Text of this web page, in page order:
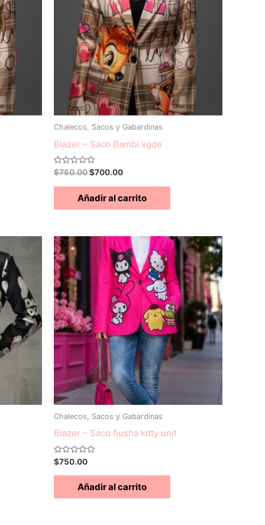
Chalecos, Sacos y Gabardinas
Blazer – Saco Bambi xgde
Valorado
con
0
$750.00$700.00
Añadir al carrito
Chalecos, Sacos y Gabardinas
Blazer – Saco fiusha kitty unit
Valorado
con
0
$750.00
Añadir al carrito